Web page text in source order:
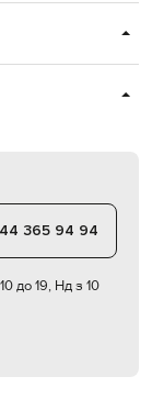
365 94 94
до 19, Нд з 10